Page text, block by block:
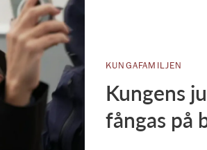
KUNGAFAMILJEN
Kungens
fångas på